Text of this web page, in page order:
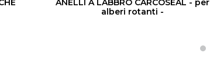
ANELLI A LABBRO CARCOSEAL - per
alberi rotanti -